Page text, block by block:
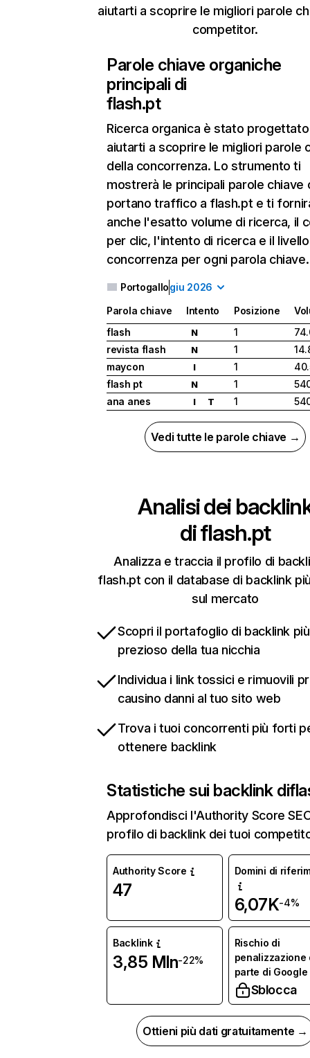
aiutarti a scoprire le migliori parole
competitor.
Parole chiave organiche
principali di
flash.pt
Ricerca organica è stato
aiutarti a scoprire le migliori parole
della concorrenza. Lo strumento ti
mostrerà le principali parole chiave
portano traffico a flash.pt e ti
anche l'esatto volume di ricerca, il
per clic, l'intento di ricerca e il
concorrenza per ogni parola chiave.
Portogallogiu 2026
Parola chiave Intento Posizione
flash
N 1
revista flash
N 1
maycon
I 1
flash pt
N 1
ana anes
I T 1
Vedi tutte le parole chiave →
Analisi dei
diflash.pt
Analizza e traccia il profilo di
flash.pt con il database di backlink
sul mercato
Scopri il portafoglio di backlink più
prezioso della tua nicchia
Individua i link tossici e rimuovili
causino danni al tuo sito web
Trova i tuoi concorrenti più forti
ottenere backlink
Statistiche sui backlink di
Approfondisci l'Authority Score
profilo di backlink dei tuoi
Authority Score
47
Domini di
6,07K-4%
Backlink
3,85 Mln-22%
Rischio di
penalizzazione
parte di Google
Sblocca
Ottieni più dati gratuitamente →